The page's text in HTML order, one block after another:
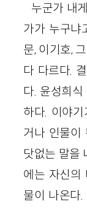
누군가 내
가가 누구냐
문, 이기호,
다 다르다.
다. 윤성희
하다. 이야
거나 인물이
닷없는 말을
에는 자신의
물이 나온다